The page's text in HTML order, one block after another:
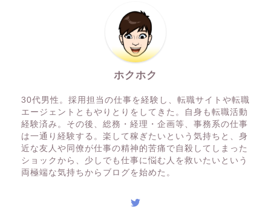
ホクホク
30代男性。採用担当の仕事を経験し、転職サイトや転職
エージェントともやりとりをしてきた。自身も転職活動
経験済み。その後、総務・経理・企画等、事務系の仕事
は一通り経験する。楽して稼ぎたいという気持ちと、身
近な友人や同僚が仕事の精神的苦痛で自殺してしまった
ショックから、少しでも仕事に悩む人を救いたいという
両極端な気持ちからブログを始めた。